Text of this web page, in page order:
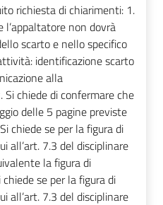
richiesta di chiarimenti: 1.
l’appaltatore non dovrà
scarto e nello specifico
identificazione scarto
alla
chiede di confermare che
delle 5 pagine previste
chiede se per la figura di
all’art. 7.3 del disciplinare
la figura di
se per la figura di
all’art. 7.3 del disciplinare